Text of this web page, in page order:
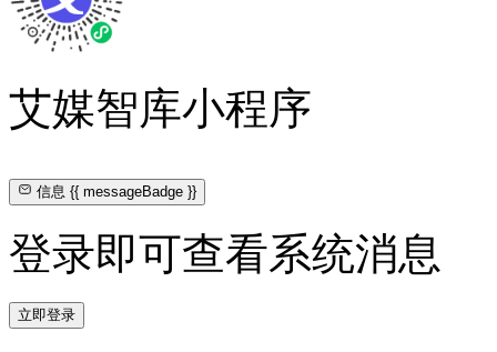
艾媒智库小程序
信息{{ messageBadge }}
登录即可查看系统消息
立即登录